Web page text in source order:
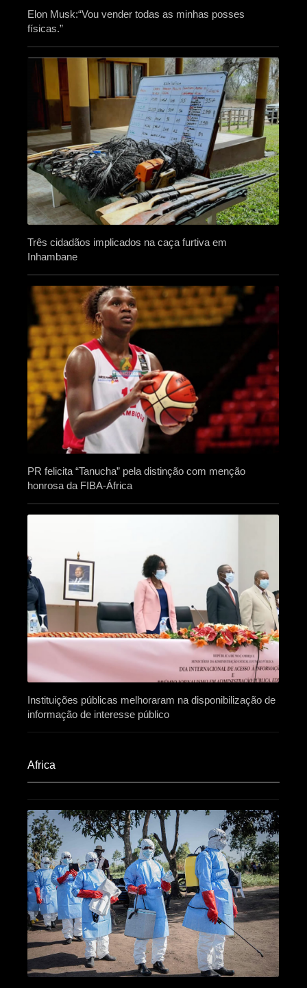
Elon Musk:“Vou vender todas as minhas posses
físicas.”
Três cidadãos implicados na caça furtiva em
Inhambane
PR felicita “Tanucha” pela distinção com menção
honrosa da FIBA-África
Instituições públicas melhoraram na disponibilização de
informação de interesse público
Africa​